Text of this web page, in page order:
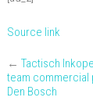
Source link
← Tactisch
team commercial
Den Bosch